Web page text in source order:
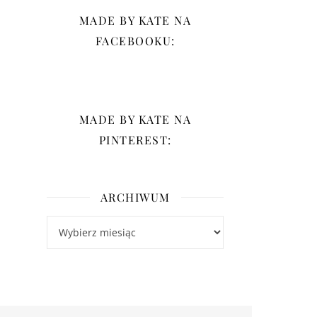
MADE BY KATE NA
FACEBOOKU:
MADE BY KATE NA
PINTEREST:
ARCHIWUM